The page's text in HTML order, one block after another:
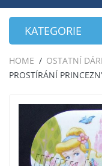
KATEGORIE
HOME
OSTATNÍ
PROSTÍRÁNÍ